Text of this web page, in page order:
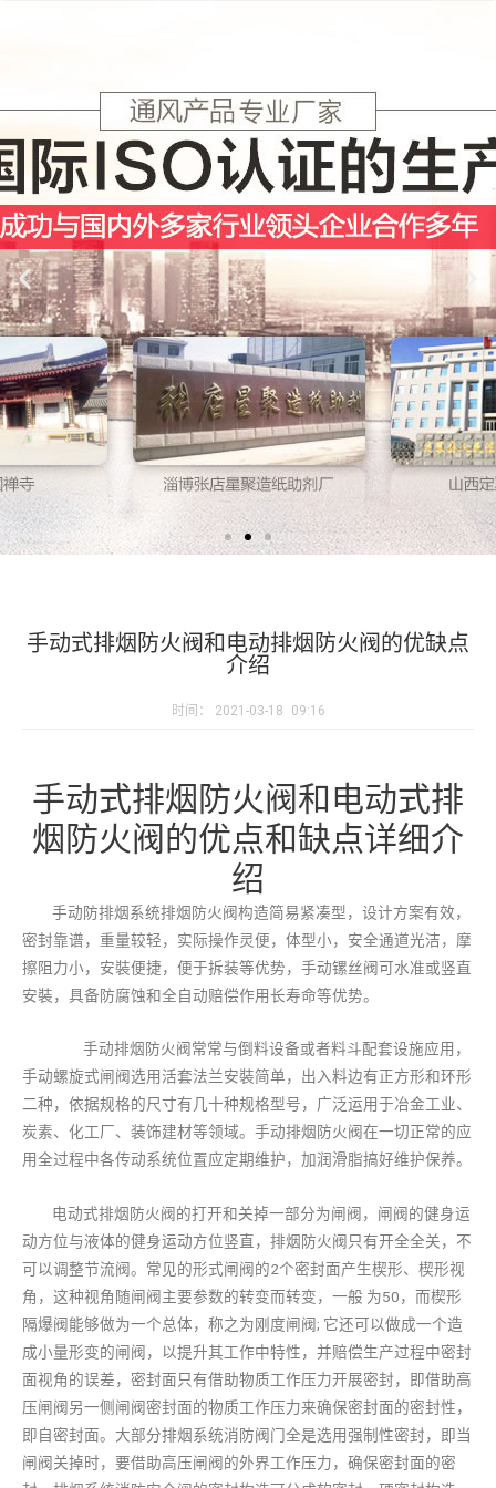
手动式排烟防火阀和电动排烟防火阀的优缺点
介绍
时间： 2021-03-18 09:16
手动式排烟防火阀和电动式排
烟防火阀的优点和缺点详细介
绍
手动防排烟系统排烟防火阀构造简易紧凑型，设计方案有效，
密封靠谱，重量较轻，实际操作灵便，体型小，安全通道光洁，摩
擦阻力小，安裝便捷，便于拆装等优势，手动镙丝阀可水准或竖直
安裝，具备防腐蚀和全自动赔偿作用长寿命等优势。
手动排烟防火阀常常与倒料设备或者料斗配套设施应用，
手动螺旋式闸阀选用活套法兰安裝简单，出入料边有正方形和环形
二种，依据规格的尺寸有几十种规格型号，广泛运用于冶金工业、
炭素、化工厂、装饰建材等领域。手动排烟防火阀在一切正常的应
用全过程中各传动系统位置应定期维护，加润滑脂搞好维护保养。
电动式排烟防火阀的打开和关掉一部分为闸阀，闸阀的健身运
动方位与液体的健身运动方位竖直，排烟防火阀只有开全全关，不
可以调整节流阀。常见的形式闸阀的2个密封面产生楔形、楔形视
角，这种视角随闸阀主要参数的转变而转变，一般 为50，而楔形
隔爆阀能够做为一个总体，称之为刚度闸阀; 它还可以做成一个造
成小量形变的闸阀，以提升其工作中特性，并赔偿生产过程中密封
面视角的误差，密封面只有借助物质工作压力开展密封，即借助高
压闸阀另一侧闸阀密封面的物质工作压力来确保密封面的密封性，
即自密封面。大部分排烟系统消防阀门全是选用强制性密封，即当
闸阀关掉时，要借助高压闸阀的外界工作压力，确保密封面的密